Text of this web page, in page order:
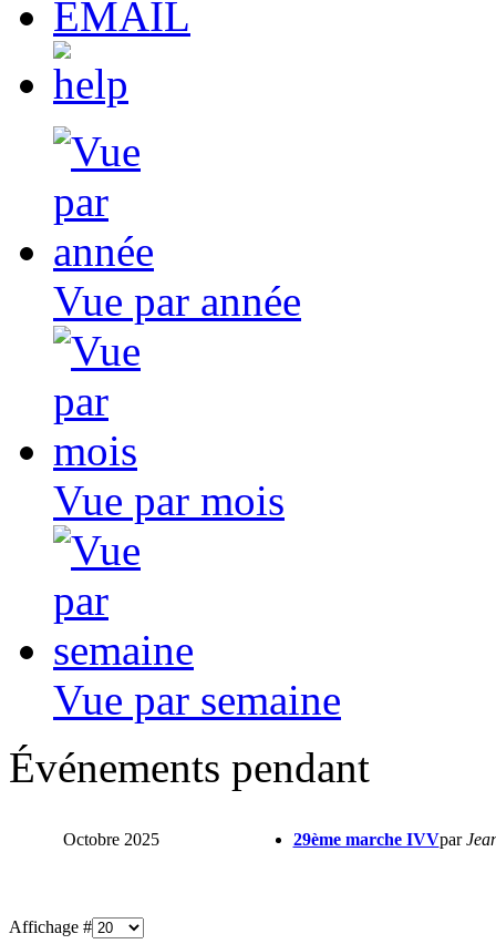
Vue par année
Vue par mois
Vue par semaine
Événements pendant
Octobre 2025 29ème marche IVVpar
Affichage #